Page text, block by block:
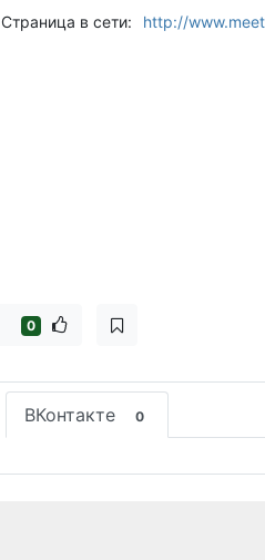
Страница в сети:
http://
0
ВКонтакте 0